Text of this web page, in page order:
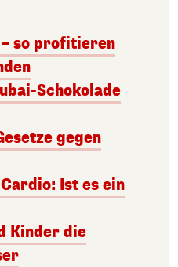
– so profitieren
Schokolade
gegen
Ist es ein
Kinder die